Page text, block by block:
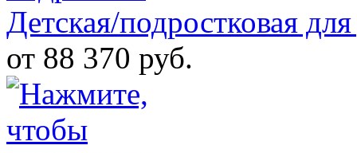
Детская/подростковая
от 88 370 руб.